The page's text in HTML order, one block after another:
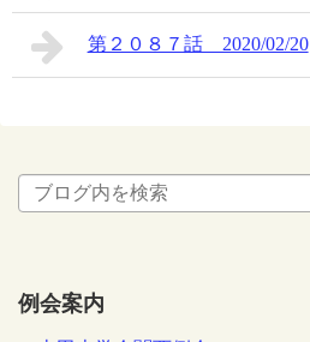
第２０８７話 2020/02/20
例会案内